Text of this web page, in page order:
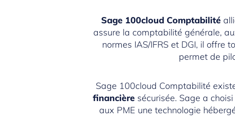
Sage 100cloud Comptabilité
assure la comptabilité générale,
normes IAS/IFRS et DGI, il offre
permet de
Sage 100cloud Comptabilité
financière sécurisée. Sage a
aux PME une technologie